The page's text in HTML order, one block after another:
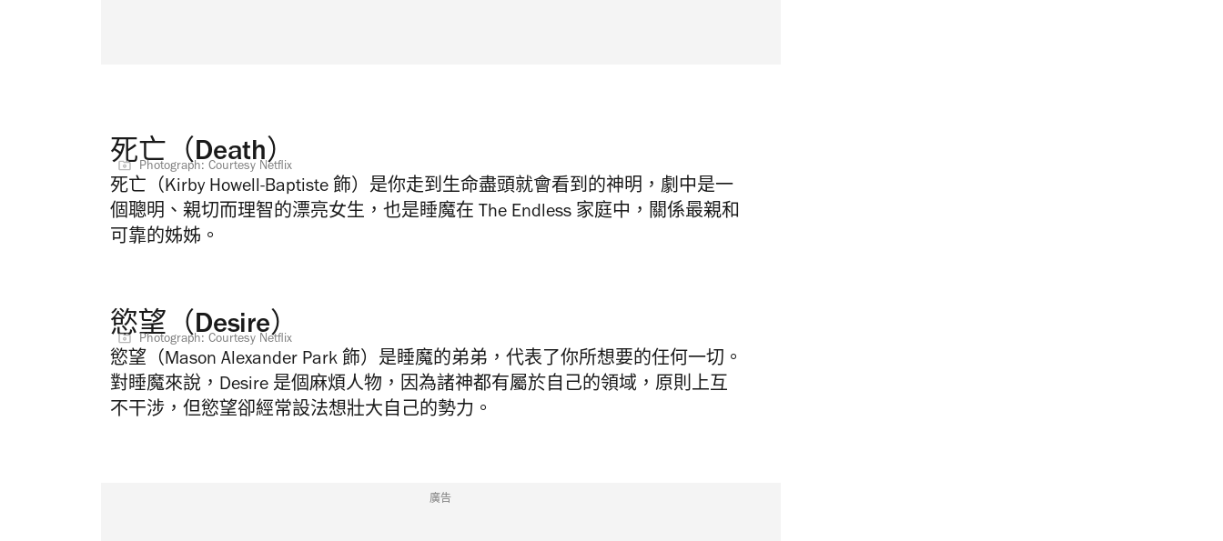
死亡（Death）
Photograph: Courtesy Netflix
死亡（Kirby Howell-Baptiste 飾）是你走到生命盡頭就會看到的神明，劇中是一
個聰明、親切而理智的漂亮女生，也是睡魔在 The Endless 家庭中，關係最親和
可靠的姊姊。
慾望（Desire）
Photograph: Courtesy Netflix
慾望 （Mason Alexander Park 飾） 是睡魔的弟弟，代表了你所想要的任何一切。
對睡魔來說，Desire 是個麻煩人物，因為諸神都有屬於自己的領域，原則上互
不干涉，但慾望卻經常設法想壯大自己的勢力。
廣告